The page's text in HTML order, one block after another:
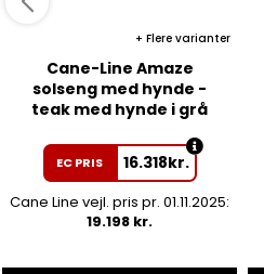
Flere varianter
Cane-Line Amaze
solseng med hynde -
teak med hynde i grå
EC PRIS 16.318kr.
Cane Line vejl. pris pr. 01.11.2025:
19.198 kr.